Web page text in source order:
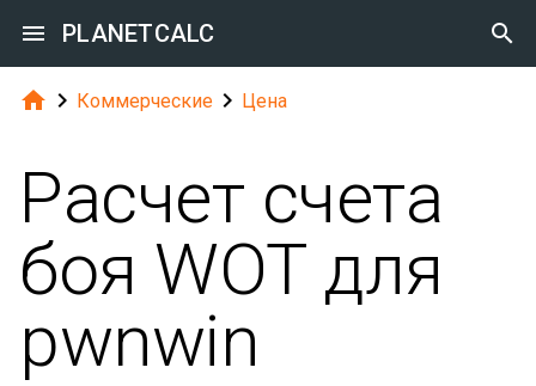
 PLANETCALC 
  Коммерческие  Цена
Расчет счета
боя WOT для
pwnwin